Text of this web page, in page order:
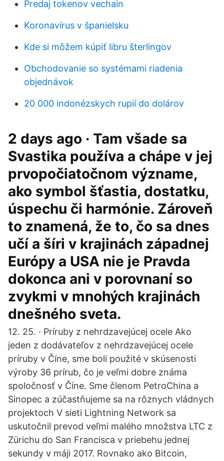
Predaj tokenov vechain
Koronavírus v španielsku
Kde si môžem kúpiť libru šterlingov
Obchodovanie so systémami riadenia
objednávok
20 000 indonézskych rupií do dolárov
2 days ago · Tam všade sa
Svastika používa a chápe v jej
prvopočiatočnom význame,
ako symbol šťastia, dostatku,
úspechu či harmónie. Zároveň
to znamená, že to, čo sa dnes
učí a šíri v krajinách západnej
Európy a USA nie je Pravda
dokonca ani v porovnaní so
zvykmi v mnohých krajinách
dnešného sveta.
12. 25. · Príruby z nehrdzavejúcej ocele Ako
jeden z dodávateľov z nehrdzavejúcej ocele
príruby v Číne, sme boli použité v skúsenosti
výroby 36 prírub, čo je veľmi dobre známa
spoločnosť v Číne. Sme členom PetroChina a
Sinopec a zúčastňujeme sa na rôznych vládnych
projektoch V sieti Lightning Network sa
uskutočnil prevod veľmi malého množstva LTC z
Zürichu do San Francisca v priebehu jednej
sekundy v máji 2017. Rovnako ako Bitcoin,